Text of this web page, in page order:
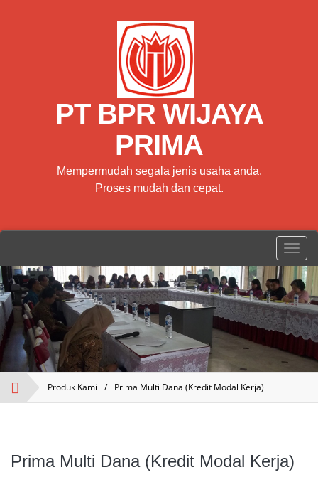
PT BPR WIJAYA
PRIMA
Mempermudah segala jenis usaha anda.
Proses mudah dan cepat.
Produk Kami / Prima Multi Dana (Kredit Modal Kerja)
Prima Multi Dana (Kredit Modal Kerja)